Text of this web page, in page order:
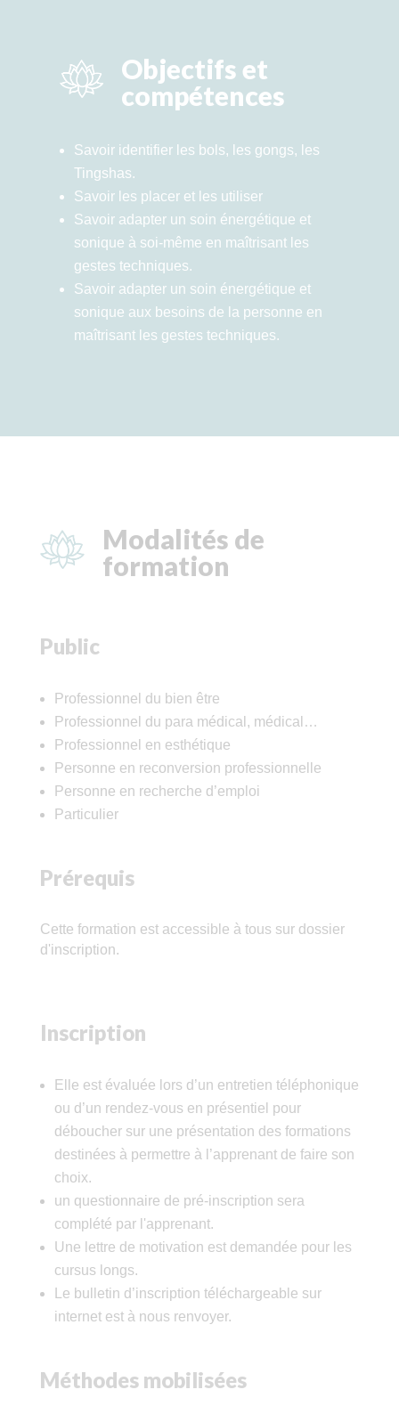
Objectifs et
compétences
Savoir identifier les bols, les gongs, les
Tingshas.
Savoir les placer et les utiliser
Savoir adapter un soin énergétique et
sonique à soi-même en maîtrisant les
gestes techniques.
Savoir adapter un soin énergétique et
sonique aux besoins de la personne en
maîtrisant les gestes techniques.
Modalités de
formation
Public
Professionnel du bien être
Professionnel du para médical, médical…
Professionnel en esthétique
Personne en reconversion professionnelle
Personne en recherche d’emploi
Particulier
Prérequis
Cette formation est accessible à tous sur dossier
d'inscription.
Inscription
Elle est évaluée lors d’un entretien téléphonique
ou d’un rendez-vous en présentiel pour
déboucher sur une présentation des formations
destinées à permettre à l’apprenant de faire son
choix.
un questionnaire de pré-inscription sera
complété par l'apprenant.
Une lettre de motivation est demandée pour les
cursus longs.
Le bulletin d’inscription téléchargeable sur
internet est à nous renvoyer.
Méthodes mobilisées